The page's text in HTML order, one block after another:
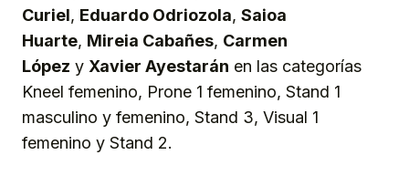
Curiel, Eduardo Odriozola, Saioa
Huarte, Mireia Cabañes, Carmen
López y Xavier Ayestarán en las categorías
Kneel femenino, Prone 1 femenino, Stand 1
masculino y femenino, Stand 3, Visual 1
femenino y Stand 2.